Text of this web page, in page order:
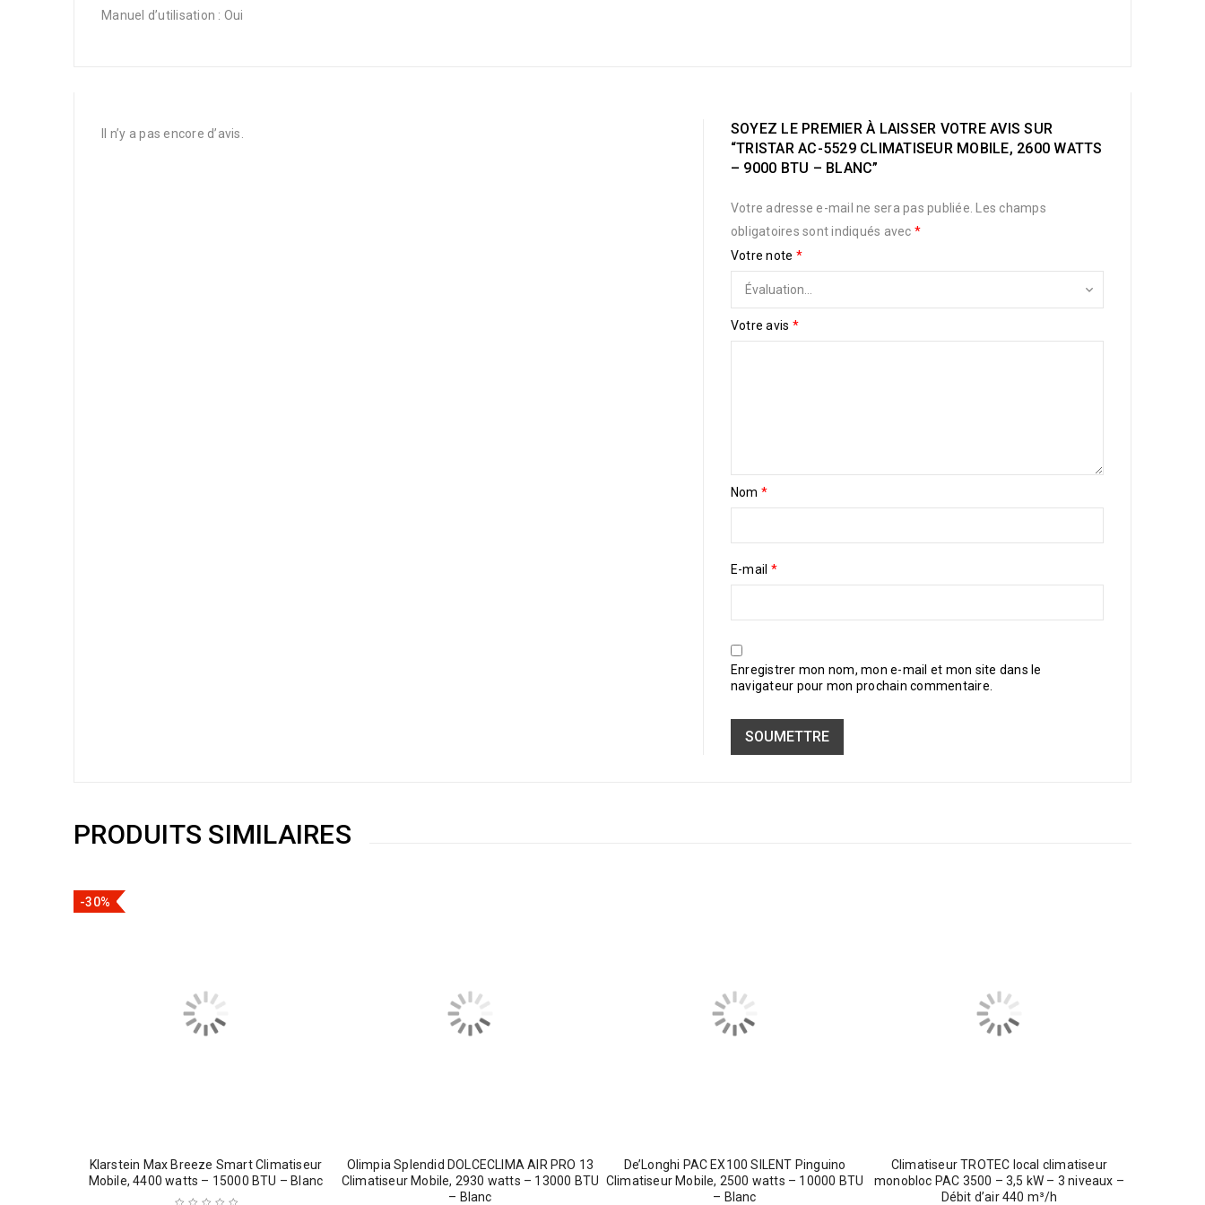
Manuel d’utilisation : Oui
Il n’y a pas encore d’avis.
SOYEZ LE PREMIER À LAISSER VOTRE AVIS SUR
“TRISTAR AC-5529 CLIMATISEUR MOBILE, 2600 WATTS
– 9000 BTU – BLANC”
Votre adresse e-mail ne sera pas publiée.
Les champs
obligatoires sont indiqués avec *
Votre note *
Votre avis *
Nom *
E-mail *
Enregistrer mon nom, mon e-mail et mon site dans le
navigateur pour mon prochain commentaire.
PRODUITS SIMILAIRES
-30%
Klarstein Max Breeze Smart Climatiseur
Mobile, 4400 watts – 15000 BTU – Blanc
Olimpia Splendid DOLCECLIMA AIR PRO 13
Climatiseur Mobile, 2930 watts – 13000 BTU
– Blanc
De’Longhi PAC EX100 SILENT Pinguino
Climatiseur Mobile, 2500 watts – 10000 BTU
– Blanc
Climatiseur TROTEC local climatiseur
monobloc PAC 3500 – 3,5 kW – 3 niveaux –
Débit d’air 440 m³/h